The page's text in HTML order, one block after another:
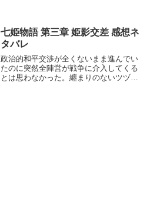
七姫物語 第三章 姫影交差 感想ネ
タバレ
政治的和平交渉が全くないまま進んでい
たのに突然全陣営が戦争に介入してくる
とは思わなかった。纏まりのないツヅミ